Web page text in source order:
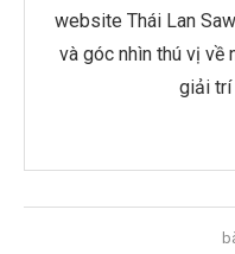
website Thái Lan
và góc nhìn thú vị về
giải trí